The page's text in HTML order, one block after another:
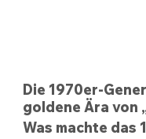
Die 1970er-
goldene Ära von
Was machte das